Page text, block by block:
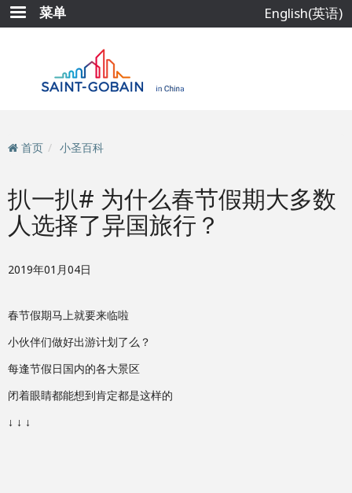
跳
转
菜单 English(英语)
首页 小圣百科
扒一扒# 为什么春节假期大多数
人选择了异国旅行？
2019年01月04日
春节假期马上就要来临啦
小伙伴们做好出游计划了么？
每逢节假日国内的各大景区
闭着眼睛都能想到肯定都是这样的
↓ ↓ ↓